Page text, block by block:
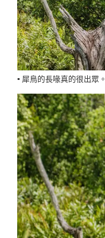
▪️ 犀鳥的長喙真的很出眾。